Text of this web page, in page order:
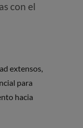
con el
extensos,
para
hacia